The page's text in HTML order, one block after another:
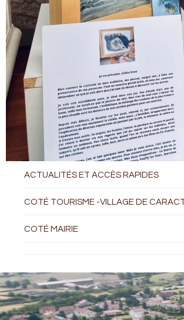
ACTUALITÉS ET ACCÈS RAPIDES
COTÉ TOURISME -VILLAGE DE
COTÉ MAIRIE